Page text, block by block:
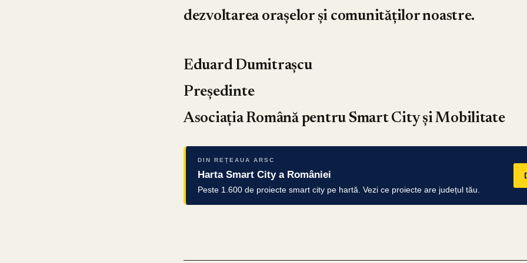
dezvoltarea orașelor și comunităților noastre.
Eduard Dumitrașcu
Președinte
Asociația Română pentru Smart City și Mobilitate
DIN REȚEAUA ARSC
Harta Smart City a României
Peste 1.600 de proiecte smart city pe hartă. Vezi ce proiecte are județul tău.